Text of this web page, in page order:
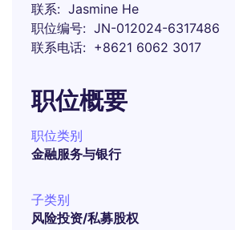
联系
Jasmine He
职位编号
JN-012024-6317486
联系电话
+8621 6062 3017
职位概要
职位类别
金融服务与银行
子类别
风险投资/私募股权